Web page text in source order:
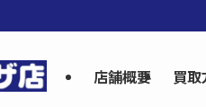
店舗概要 買